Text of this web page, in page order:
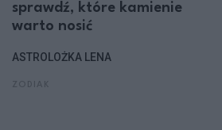
sprawdź, które kamienie
warto nosić
ASTROLOŻKA LENA